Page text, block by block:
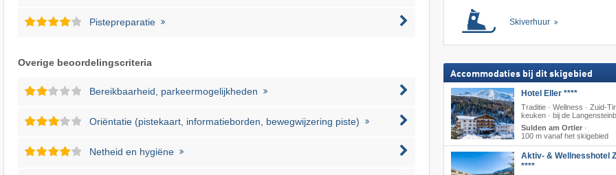
Pistepreparatie
Overige beoordelingscriteria
Bereikbaarheid, parkeermogelijkheden
Oriëntatie (pistekaart, informatieborden, bewegwijzering piste)
Netheid en hygiëne
Skiverhuur
Accommodaties bij dit skigebied
Hotel Eller ****
Traditie · Wellness · Zuid-
keuken · bij de
Sulden am Ortler·
100 m vanaf het skigebied
Aktiv- & Wellnesshotel
****